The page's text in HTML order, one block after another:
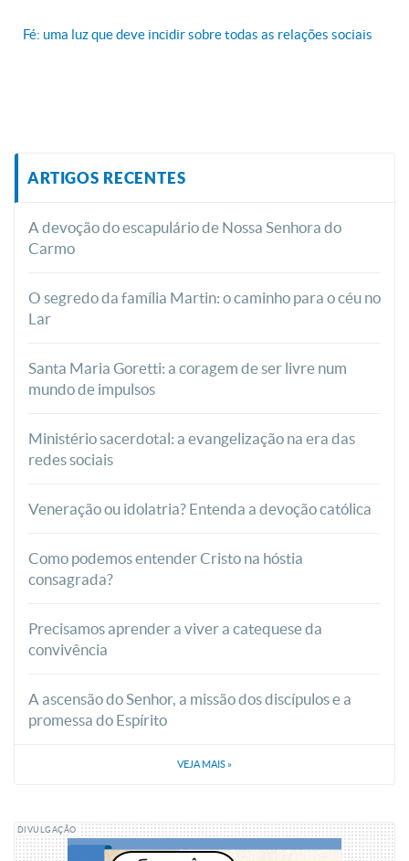
Fé: uma luz que deve incidir sobre todas as relações sociais
ARTIGOS RECENTES
A devoção do escapulário de Nossa Senhora do
Carmo
O segredo da família Martin: o caminho para o céu no
Lar
Santa Maria Goretti: a coragem de ser livre num
mundo de impulsos
Ministério sacerdotal: a evangelização na era das
redes sociais
Veneração ou idolatria? Entenda a devoção católica
Como podemos entender Cristo na hóstia
consagrada?
Precisamos aprender a viver a catequese da
convivência
A ascensão do Senhor, a missão dos discípulos e a
promessa do Espírito
VEJA MAIS »
DIVULGAÇÃO